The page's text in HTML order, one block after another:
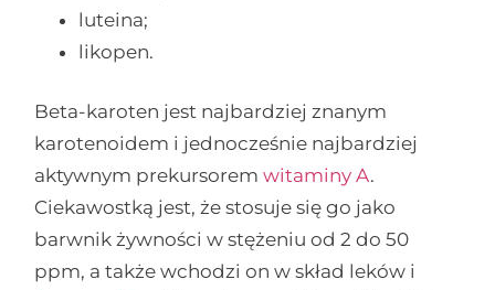
luteina;
likopen.
Beta-karoten jest najbardziej znanym
karotenoidem i jednocześnie najbardziej
aktywnym prekursoremwitaminy A.
Ciekawostką jest, że stosuje się go jako
barwnik żywności w stężeniu od 2 do 50
ppm, a także wchodzi on w skład leków i